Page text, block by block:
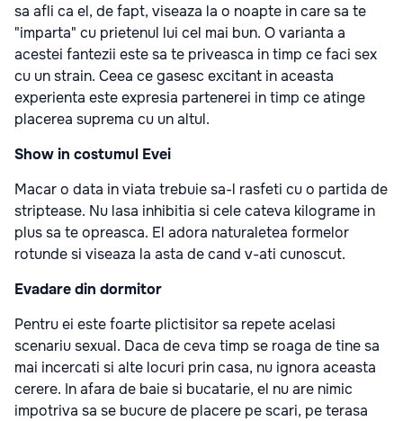
sa afli ca el, de fapt, viseaza la o noapte in care sa te
"imparta" cu prietenul lui cel mai bun. O varianta a
acestei fantezii este sa te priveasca in timp ce faci sex
cu un strain. Ceea ce gasesc excitant in aceasta
experienta este expresia partenerei in timp ce atinge
placerea suprema cu un altul.
Show in costumul Evei
Macar o data in viata trebuie sa-l rasfeti cu o partida de
striptease. Nu lasa inhibitia si cele cateva kilograme in
plus sa te opreasca. El adora naturaletea formelor
rotunde si viseaza la asta de cand v-ati cunoscut.
Evadare din dormitor
Pentru ei este foarte plictisitor sa repete acelasi
scenariu sexual. Daca de ceva timp se roaga de tine sa
mai incercati si alte locuri prin casa, nu ignora aceasta
cerere. In afara de baie si bucatarie, el nu are nimic
impotriva sa se bucure de placere pe scari, pe terasa